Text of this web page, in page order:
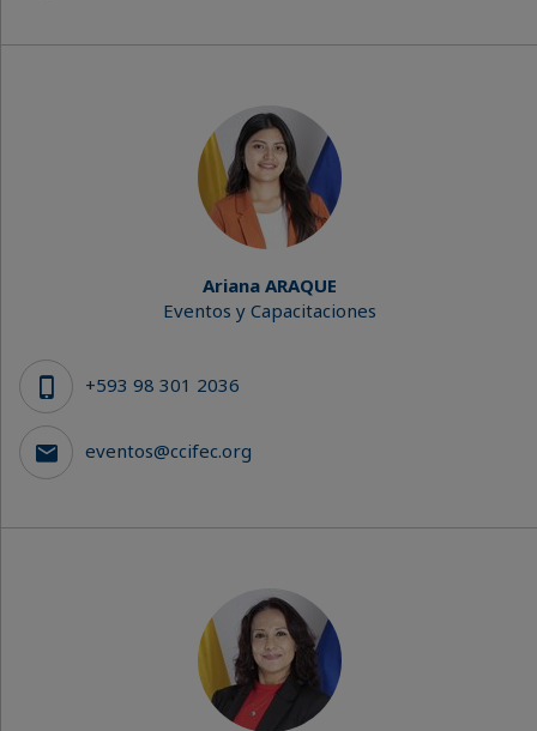
Ariana ARAQUE
Eventos y Capacitaciones
+593 98 301 2036
eventos@ccifec.org